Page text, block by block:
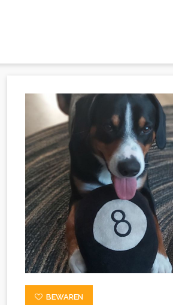
BEWAREN